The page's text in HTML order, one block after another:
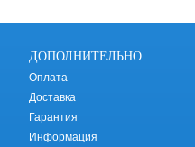
ДОПОЛНИТЕЛЬНО
Оплата
Доставка
Гарантия
Информация